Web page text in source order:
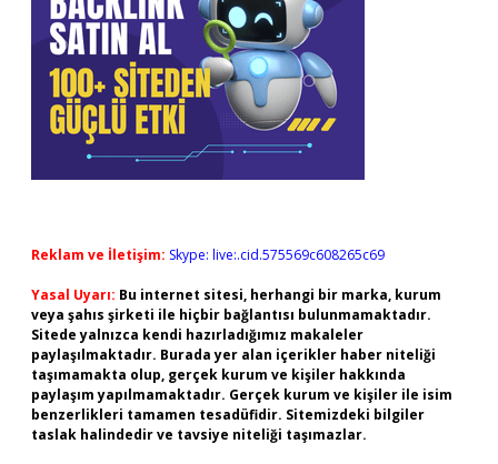
Reklam ve İletişim: Skype: live:.cid.575569c608265c69
Yasal Uyarı: Bu internet sitesi, herhangi bir marka, kurum
veya şahıs şirketi ile hiçbir bağlantısı bulunmamaktadır.
Sitede yalnızca kendi hazırladığımız makaleler
paylaşılmaktadır. Burada yer alan içerikler haber niteliği
taşımamakta olup, gerçek kurum ve kişiler hakkında
paylaşım yapılmamaktadır. Gerçek kurum ve kişiler ile isim
benzerlikleri tamamen tesadüfidir. Sitemizdeki bilgiler
taslak halindedir ve tavsiye niteliği taşımazlar.